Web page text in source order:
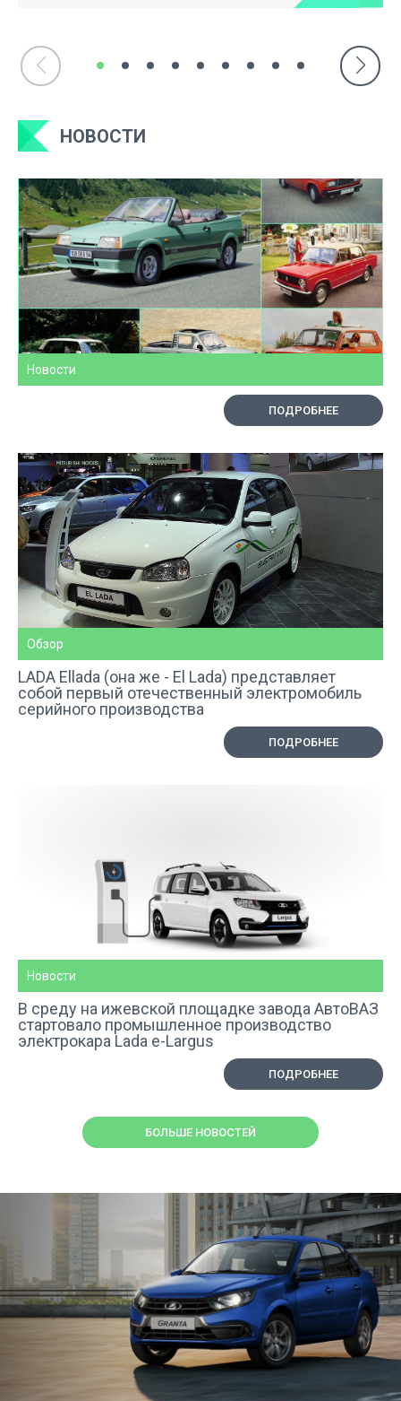
НОВОСТИ
Новости
ПОДРОБНЕЕ
Обзор
LADA Ellada (она же - El Lada) представляет
собой первый отечественный электромобиль
серийного производства
ПОДРОБНЕЕ
Новости
В среду на ижевской площадке завода АвтоВАЗ
стартовало промышленное производство
электрокара Lada e-Largus
ПОДРОБНЕЕ
БОЛЬШЕ НОВОСТЕЙ